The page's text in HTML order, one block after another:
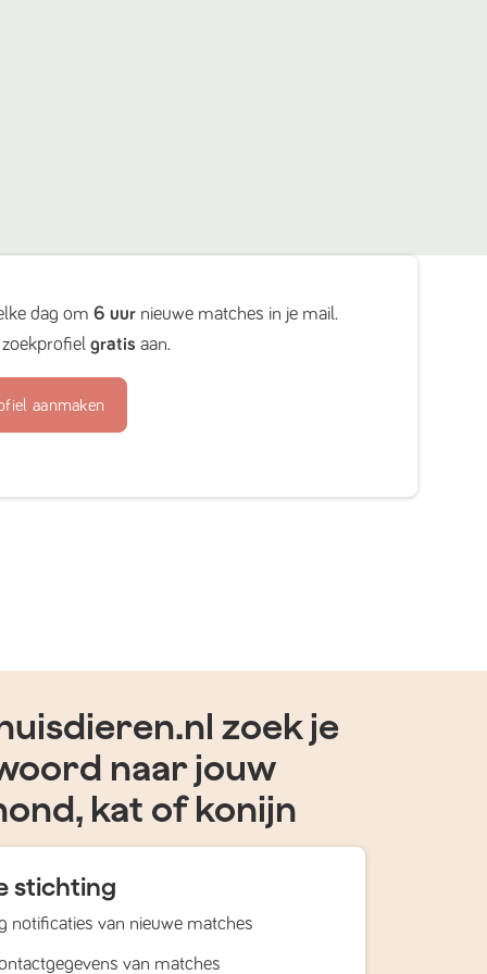
dag om6 uur nieuwe matches in je mail.
zoekprofielgratis aan.
aanmaken
zoek je
naar jouw
kat of konijn
stichting
notificaties van nieuwe matches
van matches